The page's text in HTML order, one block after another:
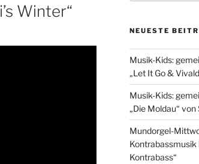
Winter“
NEUESTE
Musik-Kids:
„Let It Go &
Musik-Kids:
„Die Moldau“
Mundorgel-
Kontrabassmusik
Kontrabass“